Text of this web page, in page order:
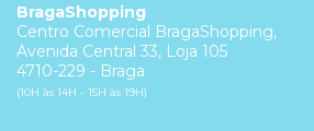
BragaShopping
Centro Comercial BragaShopping,
Avenida Central 33, Loja 105
4710-229 - Braga
(10H às 14H - 15H às 19H)